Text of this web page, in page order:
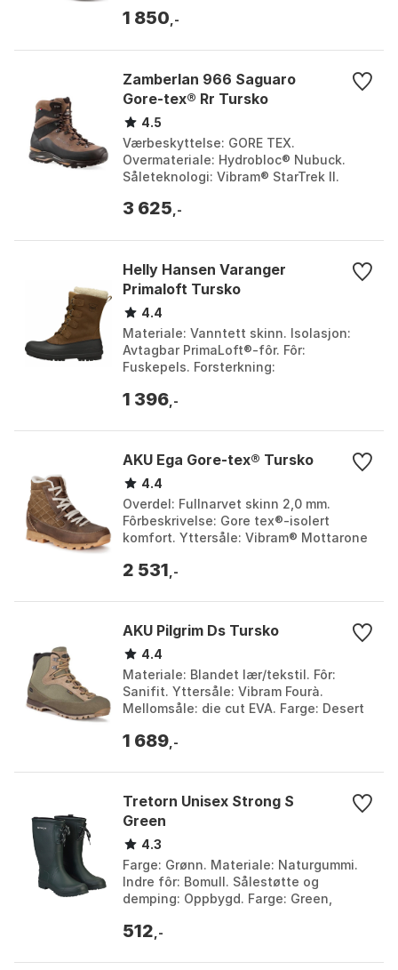
Størrelse: EU 35...
1 850 ,-
Zamberlan 966 Saguaro
Gore-tex® Rr Tursko
4.5
Værbeskyttelse: GORE TEX.
Overmateriale: Hydrobloc® Nubuck.
Såleteknologi: Vibram® StarTrek II.
Størrelse: EU 40, EU 41, EU 4...
3 625 ,-
Helly Hansen Varanger
Primaloft Tursko
4.4
Materiale: Vanntett skinn. Isolasjon:
Avtagbar PrimaLoft®-fôr. Fôr:
Fuskepels. Forsterkning:
black. Størrelse: EU 37, EU...
1 396 ,-
AKU Ega Gore-tex® Tursko
4.4
Overdel: Fullnarvet skinn 2,0 mm.
Fôrbeskrivelse: Gore tex®-isolert
komfort. Yttersåle: Vibram® Mottarone
Farge: Beige. Stø...
2 531 ,-
AKU Pilgrim Ds Tursko
4.4
Materiale: Blandet lær/tekstil. Fôr:
Sanifit. Yttersåle: Vibram Fourà.
Mellomsåle: die cut EVA. Farge: Desert
1 689 ,-
Tretorn Unisex Strong S
Green
4.3
Farge: Grønn. Materiale: Naturgummi.
Indre fôr: Bomull. Sålestøtte og
demping: Oppbygd. Farge: Green,
37, 38, 39, 40, 4...
512 ,-